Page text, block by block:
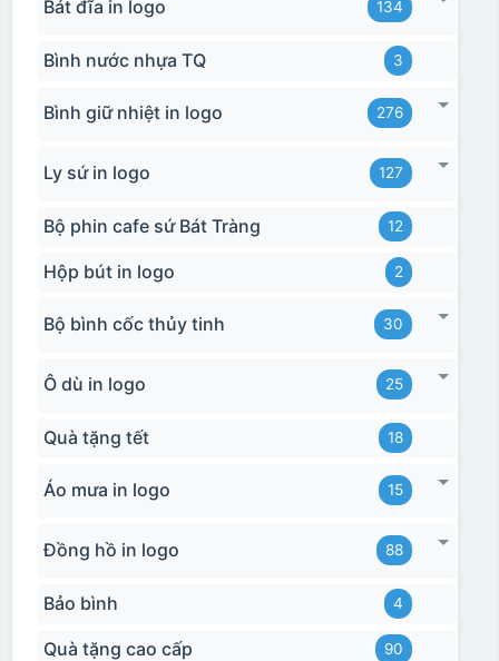
Bát đĩa in logo 134
Bình nước nhựa TQ 3
Bình giữ nhiệt in logo 276
Ly sứ in logo 127
Bộ phin cafe sứ Bát Tràng 12
Hộp bút in logo 2
Bộ bình cốc thủy tinh 30
Ô dù in logo 25
Quà tặng tết 18
Áo mưa in logo 15
Đồng hồ in logo 88
Bảo bình 4
Quà tặng cao cấp 90